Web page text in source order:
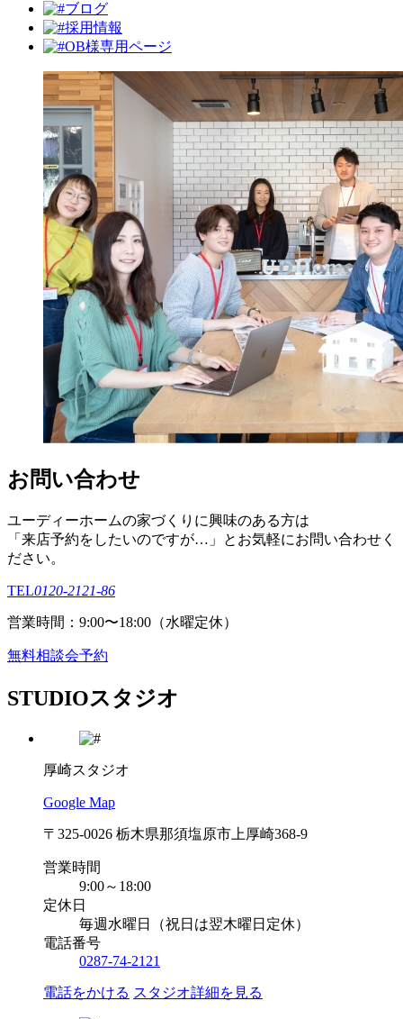
ブログ
採用情報
OB様専用ページ
お問い合わせ
ユーディーホームの家づくりに興味のある⽅は
「来店予約をしたいのですが…」とお気軽にお問い合わせく
ださい。
TEL0120-2121-86
営業時間：9:00〜18:00（⽔曜定休）
無料相談会予約
STUDIOスタジオ
厚崎スタジオ
Google Map
〒325-0026 栃木県那須塩原市上厚崎368-9
営業時間
9:00～18:00
定休日
毎週水曜日（祝日は翌木曜日定休）
電話番号
0287-74-2121
電話をかける スタジオ詳細を見る